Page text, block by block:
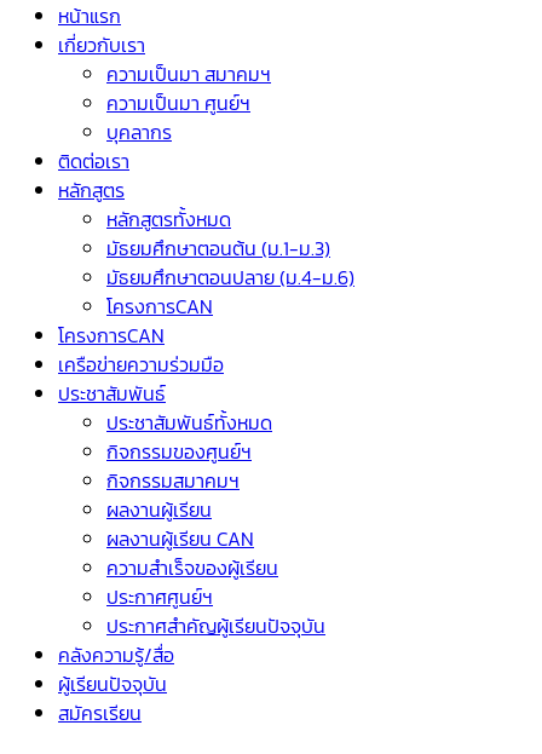
หน้าแรก
เกี่ยวกับเรา
ความเป็นมา สมาคมฯ
ความเป็นมา ศูนย์ฯ
บุคลากร
ติดต่อเรา
หลักสูตร
หลักสูตรทั้งหมด
มัธยมศึกษาตอนต้น (ม.1-ม.3)
มัธยมศึกษาตอนปลาย (ม.4-ม.6)
โครงการCAN
โครงการCAN
เครือข่ายความร่วมมือ
ประชาสัมพันธ์
ประชาสัมพันธ์ทั้งหมด
กิจกรรมของศูนย์ฯ
กิจกรรมสมาคมฯ
ผลงานผู้เรียน
ผลงานผู้เรียน CAN
ความสำเร็จของผู้เรียน
ประกาศศูนย์ฯ
ประกาศสำคัญผู้เรียนปัจจุบัน
คลังความรู้/สื่อ
ผู้เรียนปัจจุบัน
สมัครเรียน